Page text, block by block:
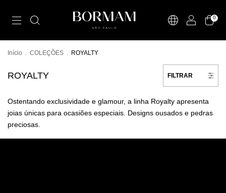
0
Início . COLEÇÕES . ROYALTY
ROYALTY FILTRAR
Ostentando exclusividade e glamour, a linha Royalty apresenta
joias únicas para ocasiões especiais. Designs ousados e pedras
preciosas.